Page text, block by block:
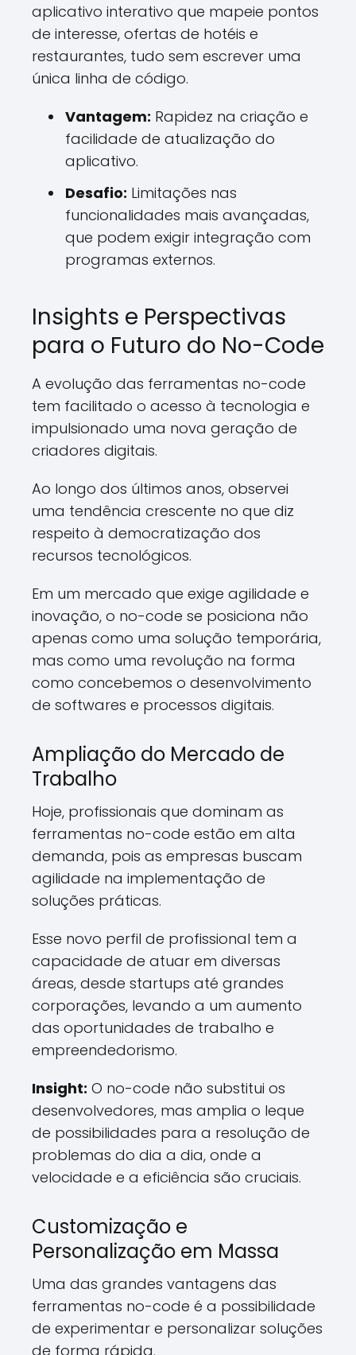
aplicativo interativo que mapeie pontos
de interesse, ofertas de hotéis e
restaurantes, tudo sem escrever uma
única linha de código.
Vantagem: Rapidez na criação e
facilidade de atualização do
aplicativo.
Desafio: Limitações nas
funcionalidades mais avançadas,
que podem exigir integração com
programas externos.
Insights e Perspectivas
para o Futuro do No-Code
A evolução das ferramentas no-code
tem facilitado o acesso à tecnologia e
impulsionado uma nova geração de
criadores digitais.
Ao longo dos últimos anos, observei
uma tendência crescente no que diz
respeito à democratização dos
recursos tecnológicos.
Em um mercado que exige agilidade e
inovação, o no-code se posiciona não
apenas como uma solução temporária,
mas como uma revolução na forma
como concebemos o desenvolvimento
de softwares e processos digitais.
Ampliação do Mercado de
Trabalho
Hoje, profissionais que dominam as
ferramentas no-code estão em alta
demanda, pois as empresas buscam
agilidade na implementação de
soluções práticas.
Esse novo perfil de profissional tem a
capacidade de atuar em diversas
áreas, desde startups até grandes
corporações, levando a um aumento
das oportunidades de trabalho e
empreendedorismo.
Insight: O no-code não substitui os
desenvolvedores, mas amplia o leque
de possibilidades para a resolução de
problemas do dia a dia, onde a
velocidade e a eficiência são cruciais.
Customização e
Personalização em Massa
Uma das grandes vantagens das
ferramentas no-code é a possibilidade
de experimentar e personalizar soluções
de forma rápida.